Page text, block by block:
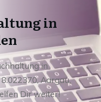
in
in
Aargau,
Dir weiter!